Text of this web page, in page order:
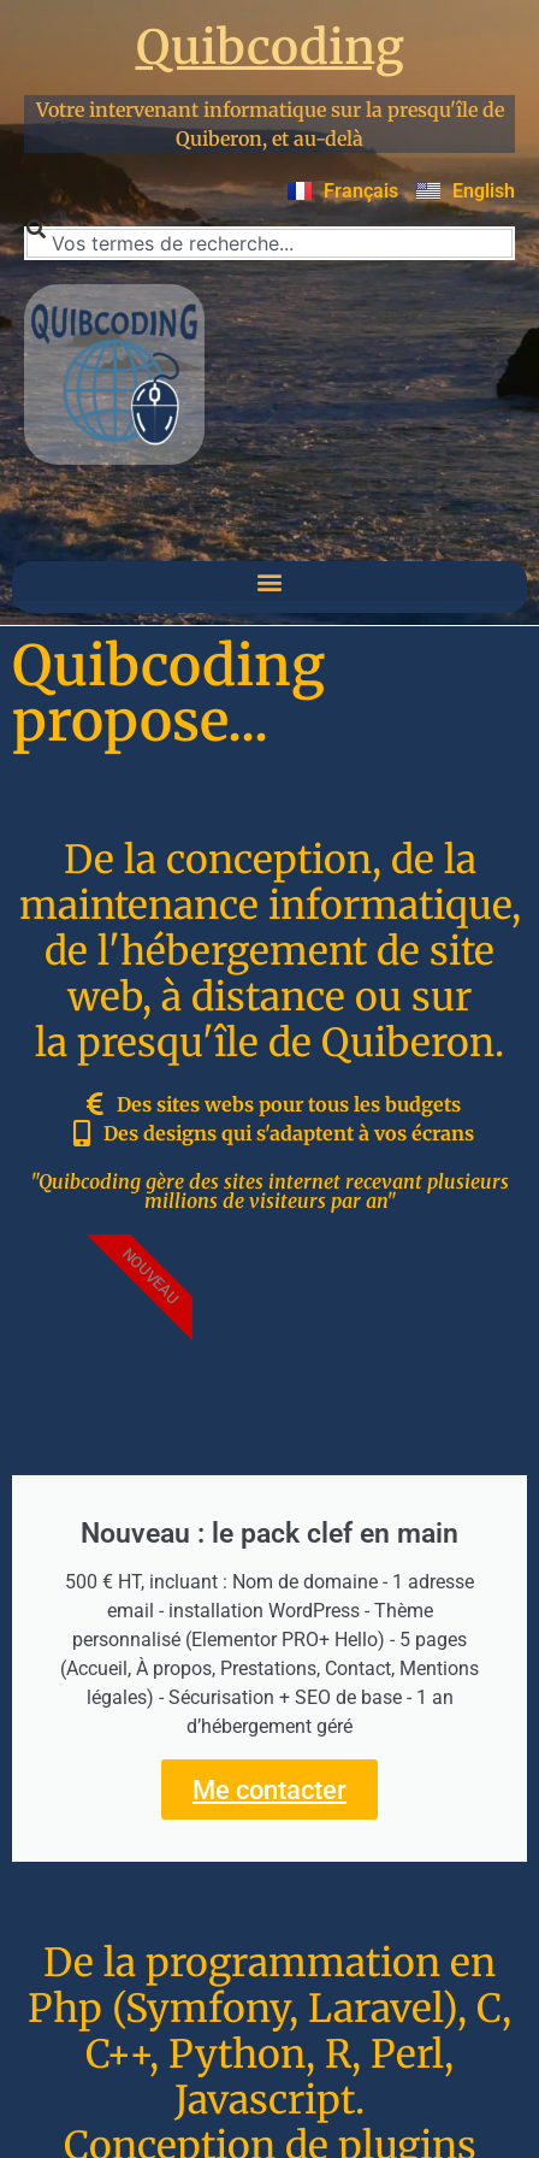
Quibcoding
Votre intervenant informatique sur la presqu'île de
Quiberon, et au-delà
Français English
Quibcoding
propose...
De la conception, de la
maintenance informatique,
de l'hébergement de site
web, à distance ou sur
la presqu'île de Quiberon.
Des sites webs pour tous les budgets
Des designs qui s'adaptent à vos écrans
"Quibcoding gère des sites internet recevant plusieurs
millions de visiteurs par an"
Nouveau : le pack clef en main
500 € HT, incluant : Nom de domaine - 1 adresse
email - installation WordPress - Thème
personnalisé (Elementor PRO+ Hello) - 5 pages
(Accueil, À propos, Prestations, Contact, Mentions
légales) - Sécurisation + SEO de base - 1 an
d’hébergement géré
Me contacter
NOUVEAU
De la programmation en
Php (Symfony, Laravel), C,
C++, Python, R, Perl,
Javascript.
Conception de plugins